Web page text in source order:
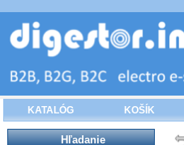
KATALÓG KOŠÍK
Hľadanie